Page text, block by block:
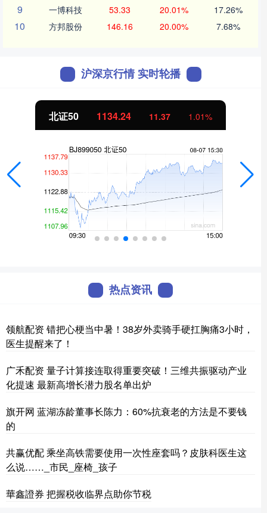
9 一博科技 53.33 20.01% 17.26%
10 方邦股份 146.16 20.00% 7.68%
沪深京行情 实时轮播
北证50 1134.24 11.37 1.01%
热点资讯
领航配资 错把心梗当中暑！38岁外卖骑手硬扛胸痛3小时，
医生提醒来了！
广禾配资 量子计算接连取得重要突破！三维共振驱动产业
化提速 最新高增长潜力股名单出炉
旗开网 蓝湖冻龄董事长陈力：60%抗衰老的方法是不要钱
的
共赢优配 乘坐高铁需要使用一次性座套吗？皮肤科医生这
么说……_市民_座椅_孩子
華鑫證券 把握税收临界点助你节税